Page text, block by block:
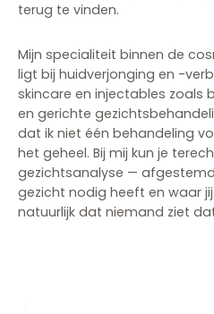
terug te vinden.
Mijn specialiteit binnen de
ligt bij huidverjonging en -
skincare en injectables zoals
en gerichte
dat ik niet één behandeling
het geheel. Bij mij kun je
gezichtsanalyse —
gezicht nodig heeft en waar
natuurlijk dat niemand ziet